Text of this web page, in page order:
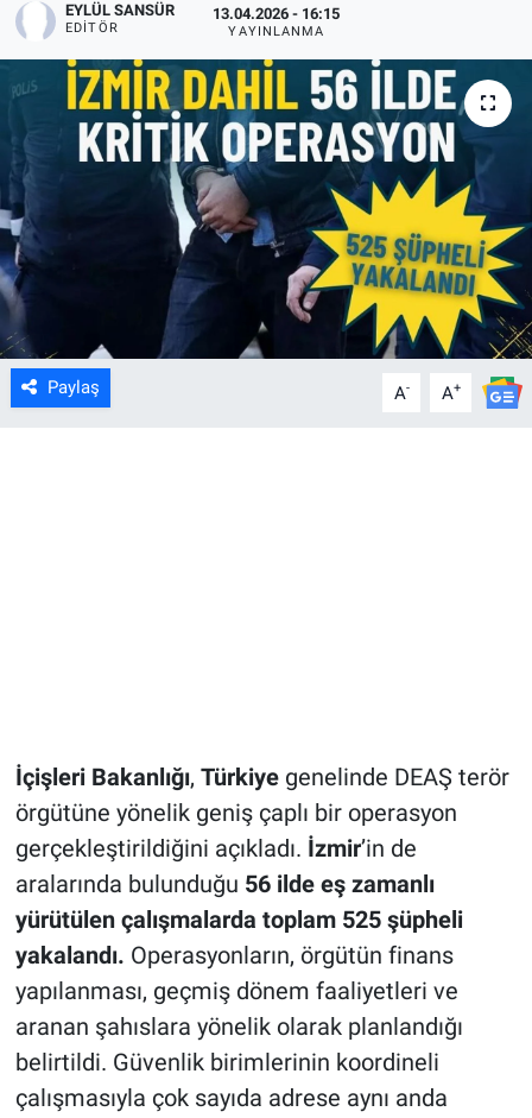
EYLÜL SANSÜR
EDITÖR
13.04.2026 - 16:15
YAYINLANMA
Paylaş A- A+
İçişleri Bakanlığı, Türkiye genelinde DEAŞ terör
örgütüne yönelik geniş çaplı bir operasyon
gerçekleştirildiğini açıkladı. İzmir’in de
aralarında bulunduğu 56 ilde eş zamanlı
yürütülen çalışmalarda toplam 525 şüpheli
yakalandı. Operasyonların, örgütün finans
yapılanması, geçmiş dönem faaliyetleri ve
aranan şahıslara yönelik olarak planlandığı
belirtildi. Güvenlik birimlerinin koordineli
çalışmasıyla çok sayıda adrese aynı anda